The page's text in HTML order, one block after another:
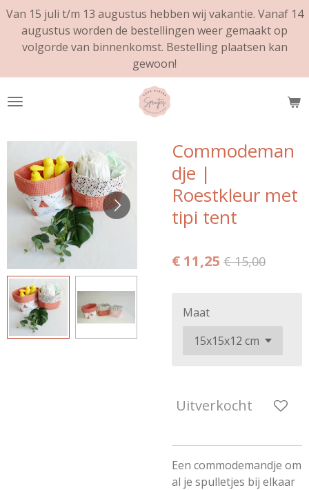
Ga
direct
naar
hoofdinhoud
Van 15 juli t/m 13 augustus hebben wij vakantie. Vanaf 14
augustus worden de bestellingen weer gemaakt op
volgorde van binnenkomst. Bestelling plaatsen kan
gewoon!
Commodeman
dje |
Roestkleur met
tipi tent
€ 11,25 € 15,00
Maat
Uitverkocht
Een commodemandje om
al je spulletjes bij elkaar